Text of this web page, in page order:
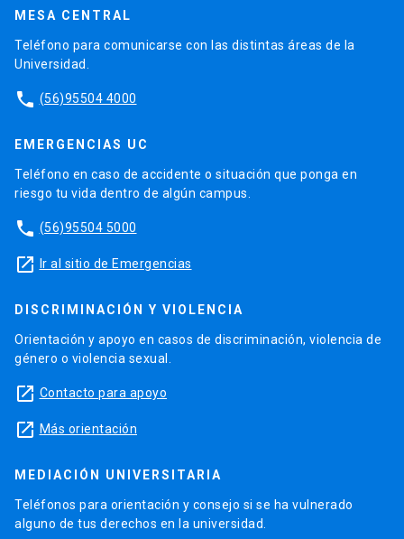
MESA CENTRAL
Teléfono para comunicarse con las distintas áreas de la
Universidad.
phone (56)95504 4000
EMERGENCIAS UC
Teléfono en caso de accidente o situación que ponga en
riesgo tu vida dentro de algún campus.
phone (56)95504 5000
launch Ir al sitio de Emergencias
DISCRIMINACIÓN Y VIOLENCIA
Orientación y apoyo en casos de discriminación, violencia de
género o violencia sexual.
launch Contacto para apoyo
launch Más orientación
MEDIACIÓN UNIVERSITARIA
Teléfonos para orientación y consejo si se ha vulnerado
alguno de tus derechos en la universidad.